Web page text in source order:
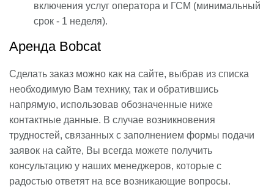
включения услуг оператора и ГСМ (минимальный
срок - 1 неделя).
Аренда Bobcat
Сделать заказ можно как на сайте, выбрав из списка
необходимую Вам технику, так и обратившись
напрямую, использовав обозначенные ниже
контактные данные. В случае возникновения
трудностей, связанных с заполнением формы подачи
заявок на сайте, Вы всегда можете получить
консультацию у наших менеджеров, которые с
радостью ответят на все возникающие вопросы.